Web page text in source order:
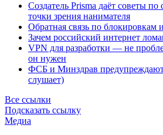
Создатель Prisma даёт советы
точки зрения нанимателя
Обратная связь по блокировкам
Зачем российский интернет
VPN для разработки — не
он нужен
ФСБ и Минздрав предупреждают
слушает)
Все ссылки
Подсказать ссылку
Медиа